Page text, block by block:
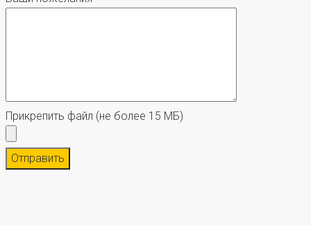
Прикрепить файл (не более 15 МБ)